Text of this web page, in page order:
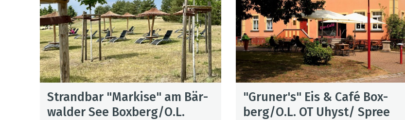
Strand­bar "Mar­kise" am Bär­
wal­der See Box­berg/O.L.
"Gru­ner's" Eis & Café Box­
berg/O.L. OT Uhyst/ Spree